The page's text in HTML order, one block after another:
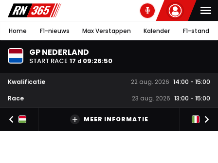
Home F1-nieuws Max Verstappen Kalender F1-stand
GP NEDERLAND
START RACE 17 d 09:26:49
Kwalificatie 22 aug. 2026 14:00 - 15:00
Race
23 aug. 2026 13:00 - 15:00
MEER INFORMATIE